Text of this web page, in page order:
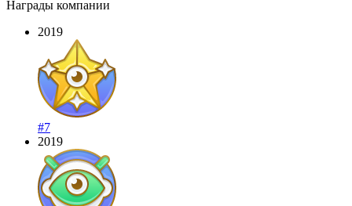
Награды компании
2019
#7
2019